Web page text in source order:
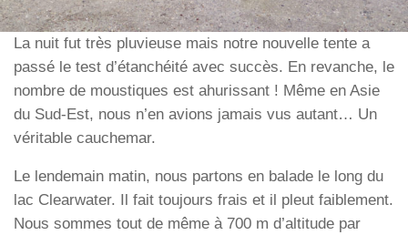
La nuit fut très pluvieuse mais notre nouvelle tente a
passé le test d’étanchéité avec succès. En revanche, le
nombre de moustiques est ahurissant ! Même en Asie
du Sud-Est, nous n’en avions jamais vus autant… Un
véritable cauchemar.
Le lendemain matin, nous partons en balade le long du
lac Clearwater. Il fait toujours frais et il pleut faiblement.
Nous sommes tout de même à 700 m d’altitude par